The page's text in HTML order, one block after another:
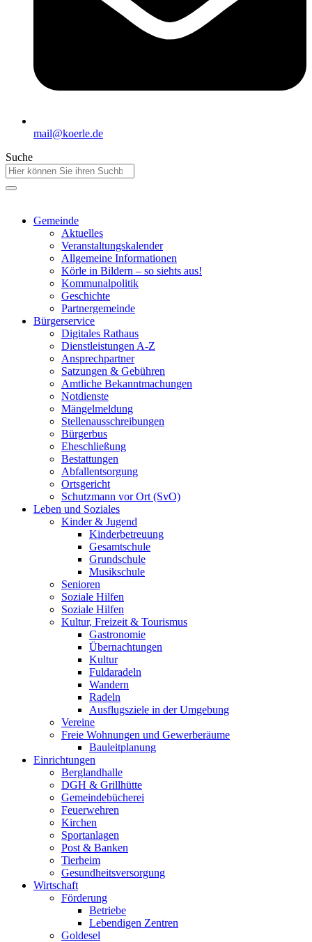
mail@koerle.de
Suche
Gemeinde
Aktuelles
Veranstaltungskalender
Allgemeine Informationen
Körle in Bildern – so siehts aus!
Kommunalpolitik
Geschichte
Partnergemeinde
Bürgerservice
Digitales Rathaus
Dienstleistungen A-Z
Ansprechpartner
Satzungen & Gebühren
Amtliche Bekanntmachungen
Notdienste
Mängelmeldung
Stellenausschreibungen
Bürgerbus
Eheschließung
Bestattungen
Abfallentsorgung
Ortsgericht
Schutzmann vor Ort (SvO)
Leben und Soziales
Kinder & Jugend
Kinderbetreuung
Gesamtschule
Grundschule
Musikschule
Senioren
Soziale Hilfen
Soziale Hilfen
Kultur, Freizeit & Tourismus
Gastronomie
Übernachtungen
Kultur
Fuldaradeln
Wandern
Radeln
Ausflugsziele in der Umgebung
Vereine
Freie Wohnungen und Gewerberäume
Bauleitplanung
Einrichtungen
Berglandhalle
DGH & Grillhütte
Gemeindebücherei
Feuerwehren
Kirchen
Sportanlagen
Post & Banken
Tierheim
Gesundheitsversorgung
Wirtschaft
Förderung
Betriebe
Lebendigen Zentren
Goldesel